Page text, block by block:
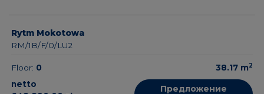
Rytm Mokotowa
RM/1B/F/0/LU2
Floor: 0
netto
38.17 m2
Предложение